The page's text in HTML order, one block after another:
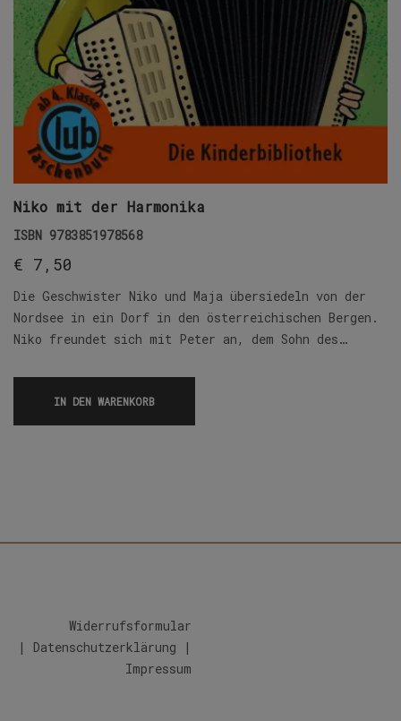
Niko mit der Harmonika
ISBN 9783851978568
€ 7,50
Die Geschwister Niko und Maja übersiedeln von der
Nordsee in ein Dorf in den österreichischen Bergen.
Niko freundet sich mit Peter an, dem Sohn des…
IN DEN WARENKORB
Widerrufsformular
| Datenschutzerklärung |
Impressum